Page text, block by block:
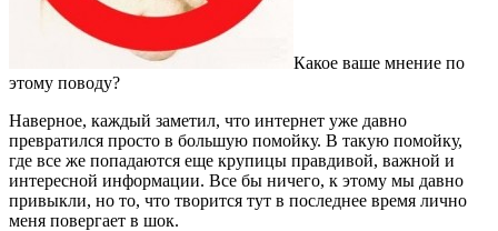
Какое ваше мнение по
этому поводу?
Наверное, каждый заметил, что интернет уже давно
превратился просто в большую помойку. В такую помойку,
где все же попадаются еще крупицы правдивой, важной и
интересной информации. Все бы ничего, к этому мы давно
привыкли, но то, что творится тут в последнее время лично
меня повергает в шок.